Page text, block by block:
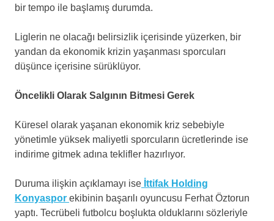
bir tempo ile başlamış durumda.
Liglerin ne olacağı belirsizlik içerisinde yüzerken, bir
yandan da ekonomik krizin yaşanması sporcuları
düşünce içerisine sürüklüyor.
Öncelikli Olarak Salgının Bitmesi Gerek
Küresel olarak yaşanan ekonomik kriz sebebiyle
yönetimle yüksek maliyetli sporcuların ücretlerinde ise
indirime gitmek adına teklifler hazırlıyor.
Duruma ilişkin açıklamayı ise İttifak Holding
Konyaspor ekibinin başarılı oyuncusu Ferhat Öztorun
yaptı. Tecrübeli futbolcu boşlukta olduklarını sözleriyle